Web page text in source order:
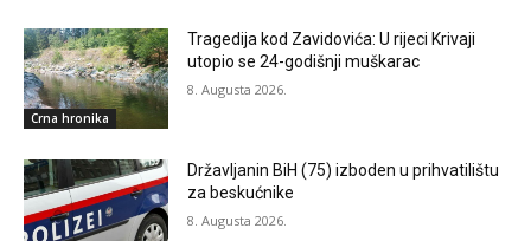
Crna hronika
Tragedija kod Zavidovića: U rijeci Krivaji
utopio se 24-godišnji muškarac
8. Augusta 2026.
Državljanin BiH (75) izboden u prihvatilištu
za beskućnike
8. Augusta 2026.